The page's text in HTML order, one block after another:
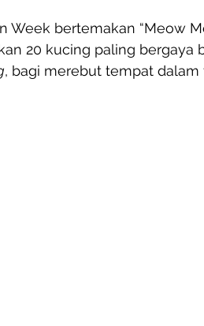
Week bertemakan “Meow
20 kucing paling
, bagi merebut tempat dalam